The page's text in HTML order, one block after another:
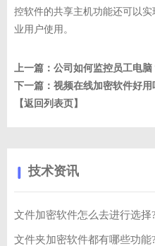
控软件的共享主机功能还可以
业用户使用。
上一篇： 公司如何监控员工电
下一篇： 视频在线加密软件好用
【返回列表页】
技术资讯
文件加密软件怎么去进行选择?
文件夹加密软件都有哪些功能